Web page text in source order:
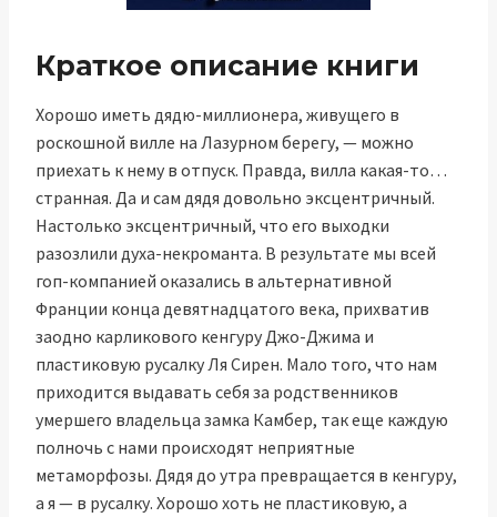
Краткое описание книги
Хорошо иметь дядю-миллионера, живущего в
роскошной вилле на Лазурном берегу, — можно
приехать к нему в отпуск. Правда, вилла какая-то…
странная. Да и сам дядя довольно эксцентричный.
Настолько эксцентричный, что его выходки
разозлили духа-некроманта. В результате мы всей
гоп-компанией оказались в альтернативной
Франции конца девятнадцатого века, прихватив
заодно карликового кенгуру Джо-Джима и
пластиковую русалку Ля Сирен. Мало того, что нам
приходится выдавать себя за родственников
умершего владельца замка Камбер, так еще каждую
полночь с нами происходят неприятные
метаморфозы. Дядя до утра превращается в кенгуру,
а я — в русалку. Хорошо хоть не пластиковую, а